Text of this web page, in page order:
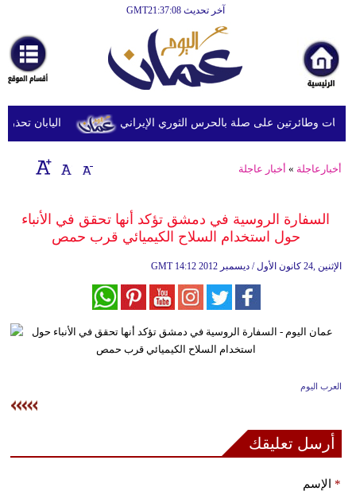
آخر تحديث GMT21:37:08
أخبارعاجلة
رياضة
ثقافة
إقتصاد
وموسيقى
سياحة
ديكور
اليابان تحذر من وطائرتين على صلة بالحرس الثوري الإيراني
أخبارعاجلة » أخبار عاجلة
السفارة الروسية في دمشق تؤكد أنها تحقق في الأنباء
حول استخدام السلاح الكيميائي قرب حمص
GMT 14:12 2012 الإثنين ,24 كانون الأول / ديسمبر
العرب اليوم
أرسل تعليقك
الإسم *